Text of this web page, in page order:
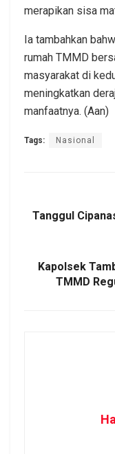
merapikan sisa
Ia tambahkan
rumah TMMD
masyarakat di
meningkatkan
manfaatnya. (Aan)
Tags: Nasional
Tanggul
Kapolsek
TMMD